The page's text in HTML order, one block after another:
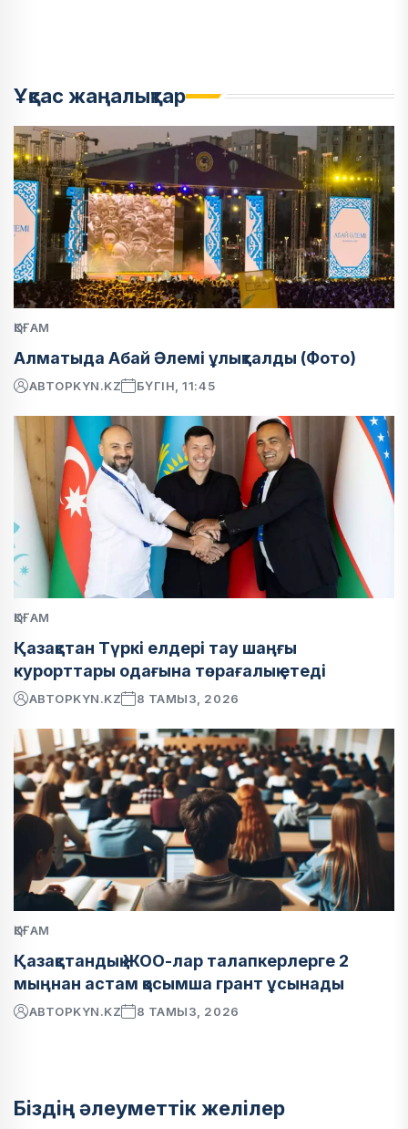
Ұқсас жаңалықтар
ҚОҒАМ
Алматыда Абай Әлемі ұлықталды (Фото)
АВТОРKYN.KZ БҮГІН, 11:45
ҚОҒАМ
Қазақстан Түркі елдері тау шаңғы
курорттары одағына төрағалық етеді
АВТОРKYN.KZ 8 ТАМЫЗ, 2026
ҚОҒАМ
Қазақстандық ЖОО-лар талапкерлерге 2
мыңнан астам қосымша грант ұсынады
АВТОРKYN.KZ 8 ТАМЫЗ, 2026
Біздің әлеуметтік желілер